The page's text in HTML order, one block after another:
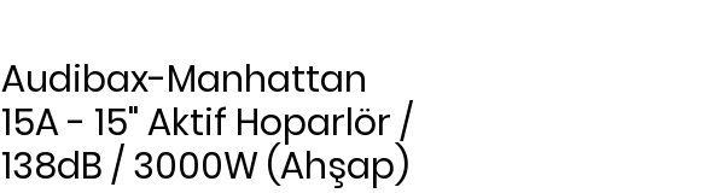
Audibax-Manhattan
15A - 15" Aktif Hoparlör /
138dB / 3000W (Ahşap)